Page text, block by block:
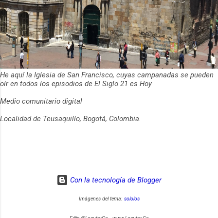
He aquí la Iglesia de San Francisco, cuyas campanadas se pueden
oír en todos los episodios de El Siglo 21 es Hoy
Medio comunitario digital
Localidad de Teusaquillo, Bogotá, Colombia.
Con la tecnología de Blogger
Imágenes del tema: sololos